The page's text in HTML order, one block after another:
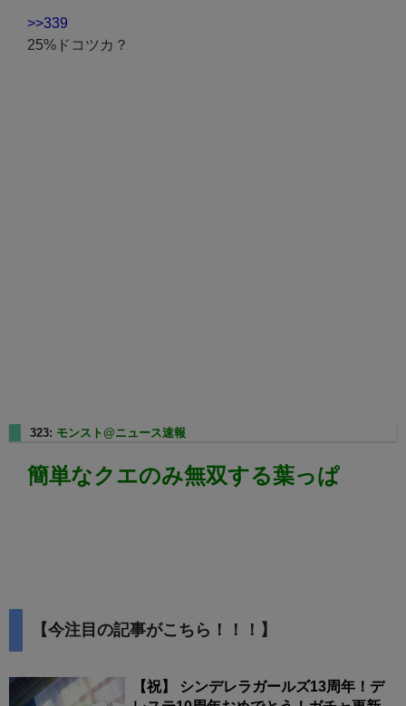
>>339
25%ドコツカ？
323: モンスト@ニュース速報
簡単なクエのみ無双する葉っぱ
【今注目の記事がこちら！！！】
【祝】 シンデレラガールズ13周年！デ